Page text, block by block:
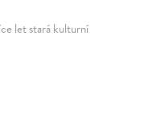
let stará kulturní